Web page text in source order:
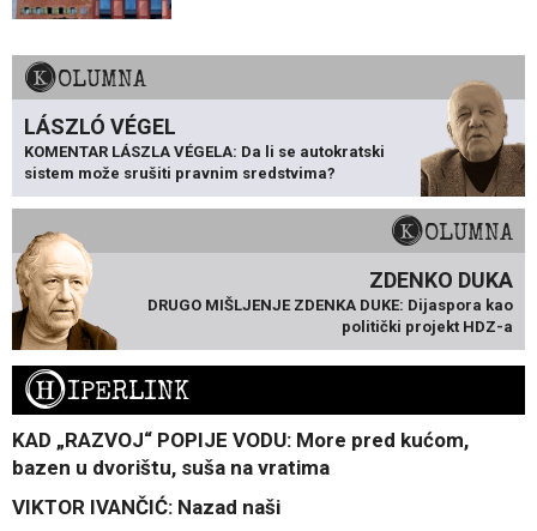
KOLUMNA
LÁSZLÓ VÉGEL
KOMENTAR LÁSZLA VÉGELA: Da li se autokratski
sistem može srušiti pravnim sredstvima?
KOLUMNA
ZDENKO DUKA
DRUGO MIŠLJENJE ZDENKA DUKE: Dijaspora kao
politički projekt HDZ-a
HIPERLINK
KAD „RAZVOJ“ POPIJE VODU: More pred kućom,
bazen u dvorištu, suša na vratima
VIKTOR IVANČIĆ: Nazad naši